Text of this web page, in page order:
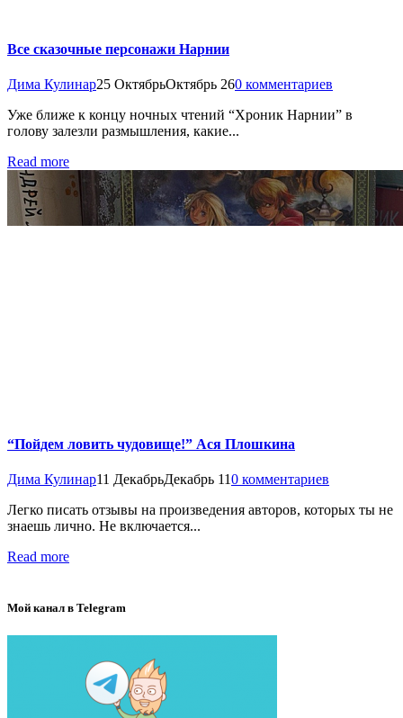
Все сказочные персонажи Нарнии
Дима Кулинар25 ОктябрьОктябрь 260 комментариев
Уже ближе к концу ночных чтений “Хроник Нарнии” в
голову залезли размышления, какие...
Read more
“Пойдем ловить чудовище!” Ася Плошкина
Дима Кулинар11 ДекабрьДекабрь 110 комментариев
Легко писать отзывы на произведения авторов, которых ты не
знаешь лично. Не включается...
Read more
Мой канал в Telegram